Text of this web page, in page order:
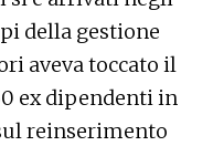
della gestione
aveva toccato il
ex dipendenti in
reinserimento